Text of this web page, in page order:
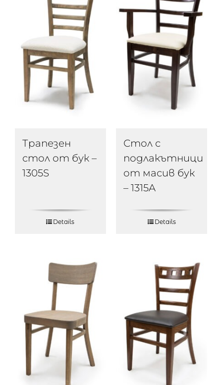
Трапезен
стол от бук –
1305S
Details
Стол с
подлакътници
от масив бук
– 1315A
Details